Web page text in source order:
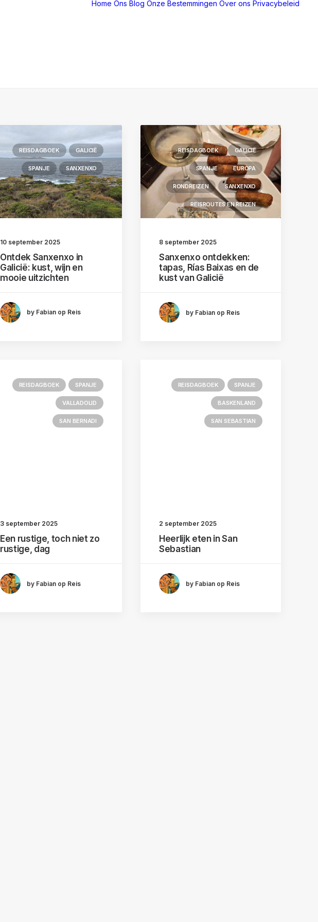
Home Ons Blog Onze Bestemmingen Over ons Privacybeleid
REISDAGBOEK GALICIË
SPANJE SANXENXO
10 september 2025
Ontdek Sanxenxo in
Galicië: kust, wijn en
mooie uitzichten
by Fabian op Reis
REISDAGBOEK GALICIË
SPANJE EUROPA
RONDREIZEN SANXENXO
REISROUTES EN REIZEN
8 september 2025
Sanxenxo ontdekken:
tapas, Rías Baixas en de
kust van Galicië
by Fabian op Reis
REISDAGBOEK SPANJE
VALLADOLID
SAN BERNADI
3 september 2025
Een rustige, toch niet zo
rustige, dag
by Fabian op Reis
REISDAGBOEK SPANJE
BASKENLAND
SAN SEBASTIAN
2 september 2025
Heerlijk eten in San
Sebastian
by Fabian op Reis